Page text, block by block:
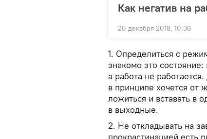
Как негатив на
20 декабря 2018, 10:36
1. Определиться с
знакомо это
а работа не
в принципе хочется от
ложиться и вставать в
в выходные.
2. Не откладывать на